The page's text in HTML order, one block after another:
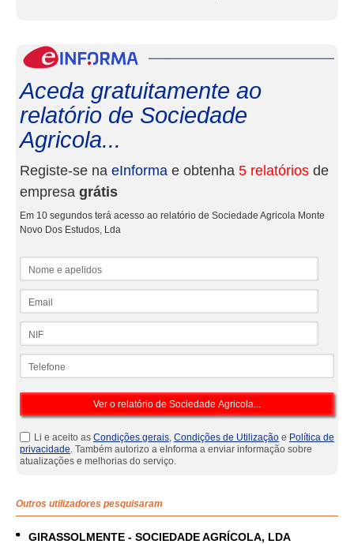
Aceda gratuitamente ao
relatório de Sociedade
Agricola...
Registe-se na eInforma e obtenha 5 relatórios de
empresa grátis
Em 10 segundos terá acesso ao relatório de Sociedade Agricola Monte
Novo Dos Estudos, Lda
Li e aceito as Condições gerais, Condições de Utilização e Política de
privacidade. Também autorizo a eInforma a enviar informação sobre
atualizações e melhorias do serviço.
Outros utilizadores pesquisaram
GIRASSOLMENTE - SOCIEDADE AGRÍCOLA, LDA